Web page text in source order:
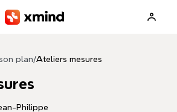
plan/Ateliers mesures
Philippe